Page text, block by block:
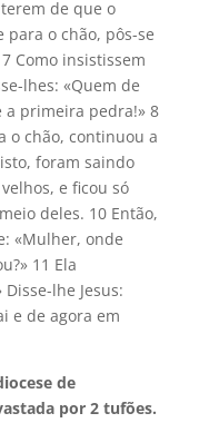
de que o
para o chão, pôs-se
Como insistissem
lhes: «Quem de
a primeira pedra!» 8
o chão, continuou a
foram saindo
e ficou só
deles. 10 Então,
«Mulher, onde
11 Ela
lhe Jesus:
e de agora em
de
por 2 tufões.